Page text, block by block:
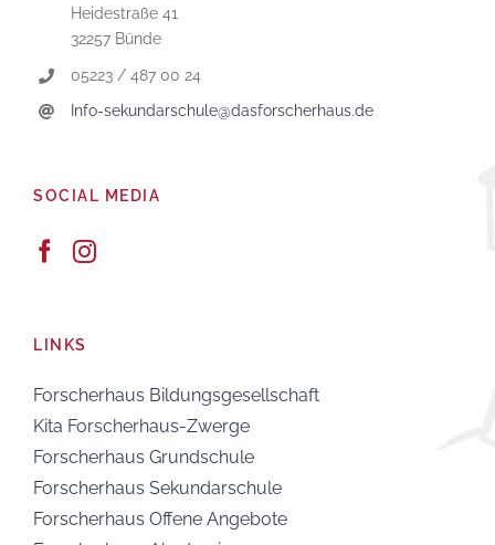
Heidestraße 41
32257 Bünde
05223 / 487 00 24
Info-sekundarschule@dasforscherhaus.de
SOCIAL MEDIA
LINKS
Forscherhaus Bildungsgesellschaft
Kita Forscherhaus-Zwerge
Forscherhaus Grundschule
Forscherhaus Sekundarschule
Forscherhaus Offene Angebote